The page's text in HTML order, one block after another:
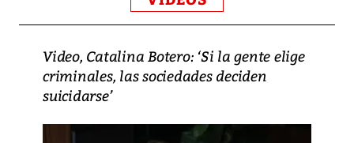
Video, Catalina Botero: ‘Si la gente elige
criminales, las sociedades deciden
suicidarse’